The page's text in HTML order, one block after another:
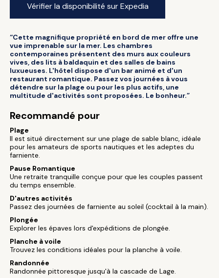
Vérifier la disponibilité sur Expedia
“Cette magnifique propriété en bord de mer offre une
vue imprenable sur la mer. Les chambres
contemporaines présentent des murs aux couleurs
vives, des lits à baldaquin et des salles de bains
luxueuses. L'hôtel dispose d'un bar animé et d'un
restaurant romantique. Passez vos journées à vous
détendre sur la plage ou pour les plus actifs, une
multitude d'activités sont proposées. Le bonheur.”
Recommandé pour
Plage
Il est situé directement sur une plage de sable blanc, idéale
pour les amateurs de sports nautiques et les adeptes du
farniente.
Pause Romantique
Une retraite tranquille conçue pour que les couples passent
du temps ensemble.
D'autres activités
Passez des journées de farniente au soleil (cocktail à la main).
Plongée
Explorer les épaves lors d'expéditions de plongée.
Planche à voile
Trouvez les conditions idéales pour la planche à voile.
Randonnée
Randonnée pittoresque jusqu'à la cascade de Lage.